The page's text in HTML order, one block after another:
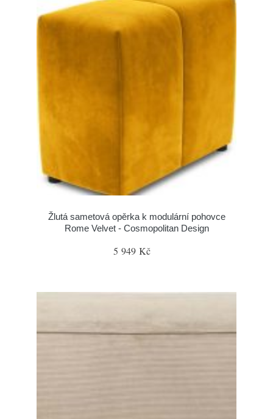
Žlutá sametová opěrka k modulární pohovce
Rome Velvet - Cosmopolitan Design
5 949 Kč